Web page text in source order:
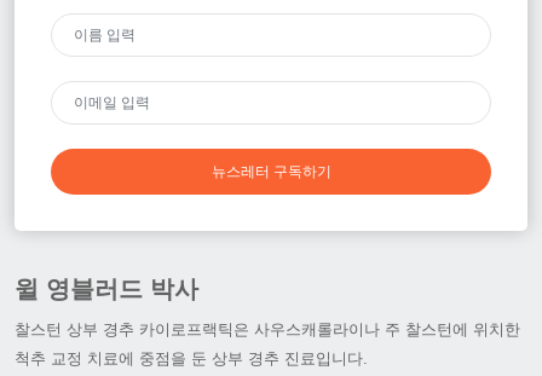
뉴스레터 구독하기
윌 영블러드 박사
찰스턴 상부 경추 카이로프랙틱은 사우스캐롤라이나 주 찰스턴에 위치한
척추 교정 치료에 중점을 둔 상부 경추 진료입니다.